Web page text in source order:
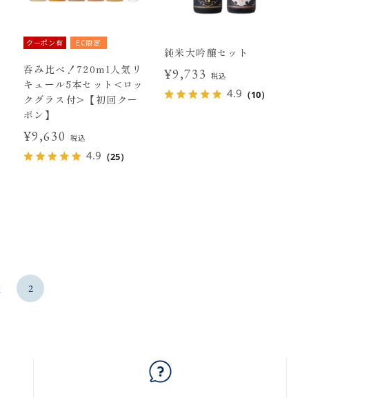
クーポン有 EC限定
呑み比べ！720ml人気リ
キュール5本セット<ロッ
クグラス付>【初回クー
ポン】
¥9,630 税込
4.9 （25）
純米大吟醸セット
¥9,733 税込
4.9 （10）
2